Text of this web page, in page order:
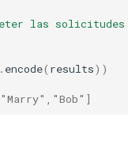
las
. encode( results))